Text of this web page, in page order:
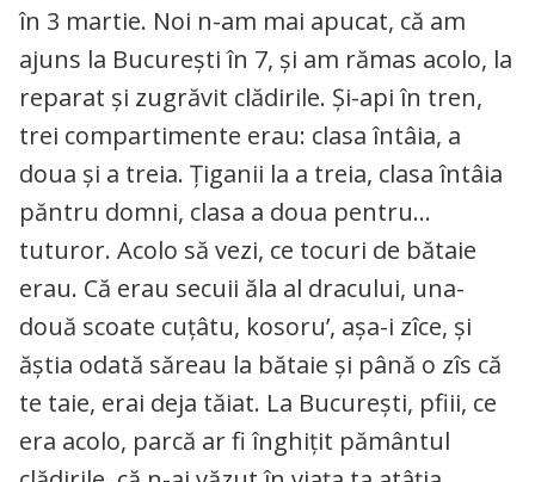
în 3 martie. Noi n-am mai apucat, că am
ajuns la Bucureşti în 7, şi am rămas acolo, la
reparat şi zugrăvit clădirile. Şi-api în tren,
trei compartimente erau: clasa întâia, a
doua şi a treia. Ţiganii la a treia, clasa întâia
păntru domni, clasa a doua pentru…
tuturor. Acolo să vezi, ce tocuri de bătaie
erau. Că erau secuii ăla al dracului, una-
două scoate cuţâtu, kosoru’, aşa-i zîce, şi
ăştia odată săreau la bătaie şi până o zîs că
te taie, erai deja tăiat. La Bucureşti, pfiii, ce
era acolo, parcă ar fi înghiţit pământul